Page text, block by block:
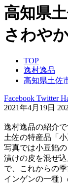
高知県
さわや
TOP
逸村逸品
高知県土佐
Facebook Twitter
2021年4月19日
逸村逸品の紹介
土佐の特産品「
写真では小豆餡
漬けの皮を混ぜ
で、これからの
インゲンの一種